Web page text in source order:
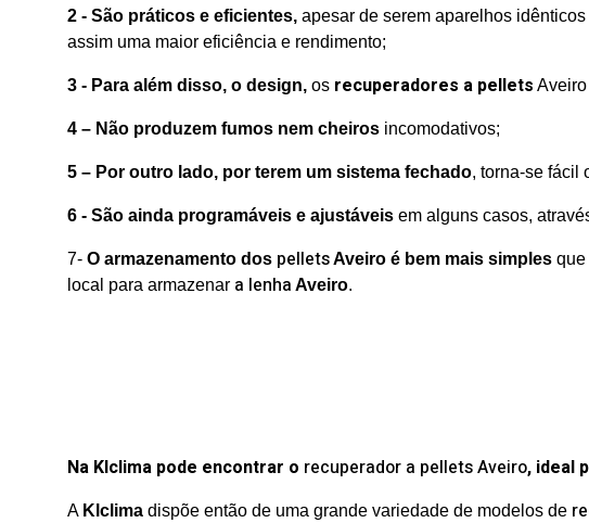
2 - São práticos e eficientes, apesar de serem aparelhos
assim uma maior eficiência e rendimento;
3 - Para além disso, o design, os recuperadores a pellets
4 – Não produzem fumos nem cheiros incomodativos;
5 – Por outro lado, por terem um sistema fechado, torna-se fácil
6 - São ainda programáveis e ajustáveis em alguns casos,
7- O armazenamento dos pelletsAveiro é bem mais simples que
local para armazenar a lenha Aveiro.
Na Klclima pode encontrar o recuperador a pellets Aveiro, ideal
A Klclima dispõe então de uma grande variedade de modelos de